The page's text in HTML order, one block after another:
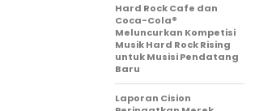
Hard Rock Cafe dan
Coca-Cola®
Meluncurkan Kompetisi
Musik Hard Rock Rising
untuk Musisi Pendatang
Baru
Laporan Cision